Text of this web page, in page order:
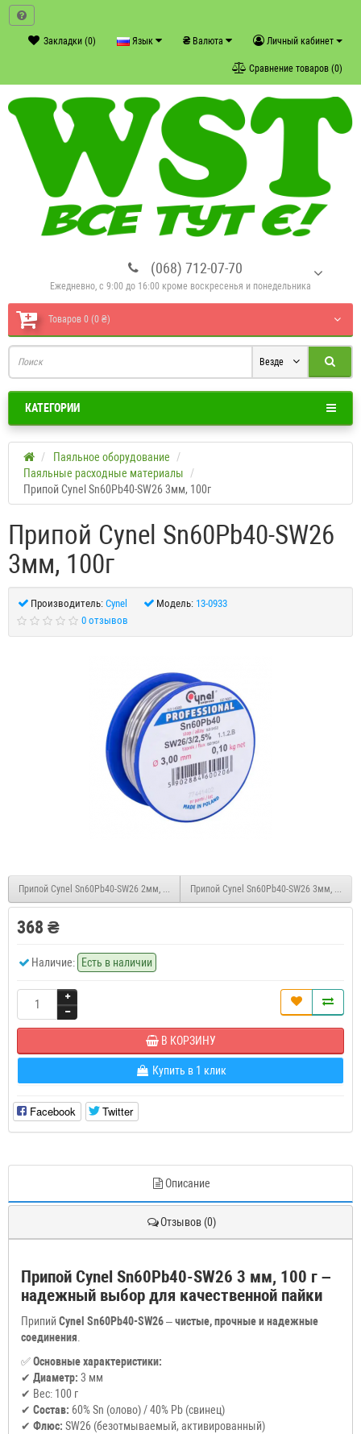
Личный кабинет
₴ Валюта
Язык
Закладки (0)
Сравнение товаров (0)
(068) 712-07-70
Ежедневно, с 9:00 до 16:00 кроме воскресенья и понедельника
Товаров 0 (0 ₴)
Везде
КАТЕГОРИИ
Паяльное оборудование
Паяльные расходные материалы
Припой Cynel Sn60Pb40-SW26 3мм, 100г
Припой Cynel Sn60Pb40-SW26
3мм, 100г
Производитель: Cynel Модель: 13-0933
0 отзывов
Припой Cynel Sn60Pb40-SW26 2мм, 1кг Припой Cynel Sn60Pb40-SW26 3мм, 250г
368 ₴
Наличие: Есть в наличии
В КОРЗИНУ
Купить в 1 клик
Facebook Twitter
Описание
Отзывов (0)
Припой Cynel Sn60Pb40-SW26 3 мм, 100 г –
надежный выбор для качественной пайки
Припий Cynel Sn60Pb40-SW26–чистые, прочные и надежные
соединения
✅Основные характеристики:
✔ Диаметр: 3 мм
✔ Вес: 100 г
✔ Состав: 60% Sn (олово) / 40% Pb (свинец)
✔ Флюс: SW26 (безотмываемый, активированный)